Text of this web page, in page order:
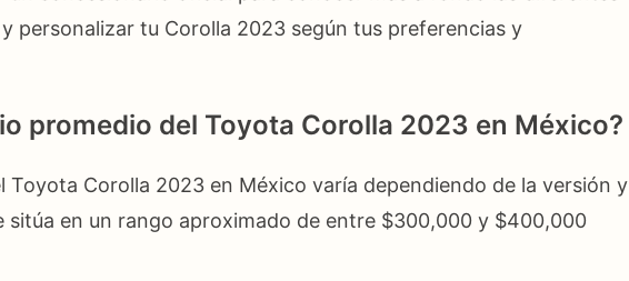
personalizar tu Corolla 2023 según tus preferencias y
promedio del Toyota Corolla 2023 en México?
Toyota Corolla 2023 en México varía dependiendo de la versión y
sitúa en un rango aproximado de entre $300,000 y $400,000